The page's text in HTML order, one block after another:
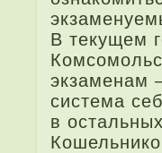
В текущем
экзаменам
система
в